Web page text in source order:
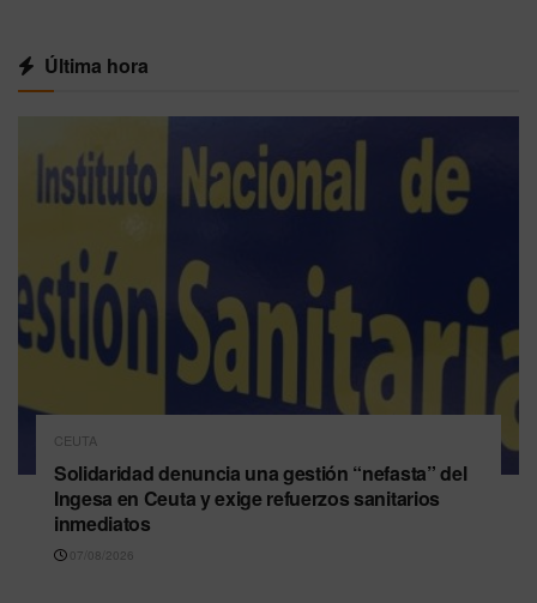
Última hora
CEUTA
Solidaridad denuncia una gestión “nefasta” del
Ingesa en Ceuta y exige refuerzos sanitarios
inmediatos
07/08/2026